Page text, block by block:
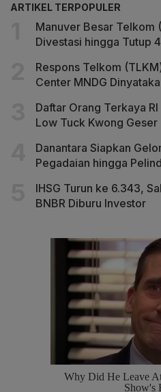
ARTIKEL TERPOPULER
Manuver Besar Telkom
Divestasi hingga Tutup
Respons Telkom
Center MNDG
Daftar Orang Terkaya
Low Tuck Kwong Geser
Danantara Siapkan
Pegadaian hingga
IHSG Turun ke 6.343,
BNBR Diburu Investor